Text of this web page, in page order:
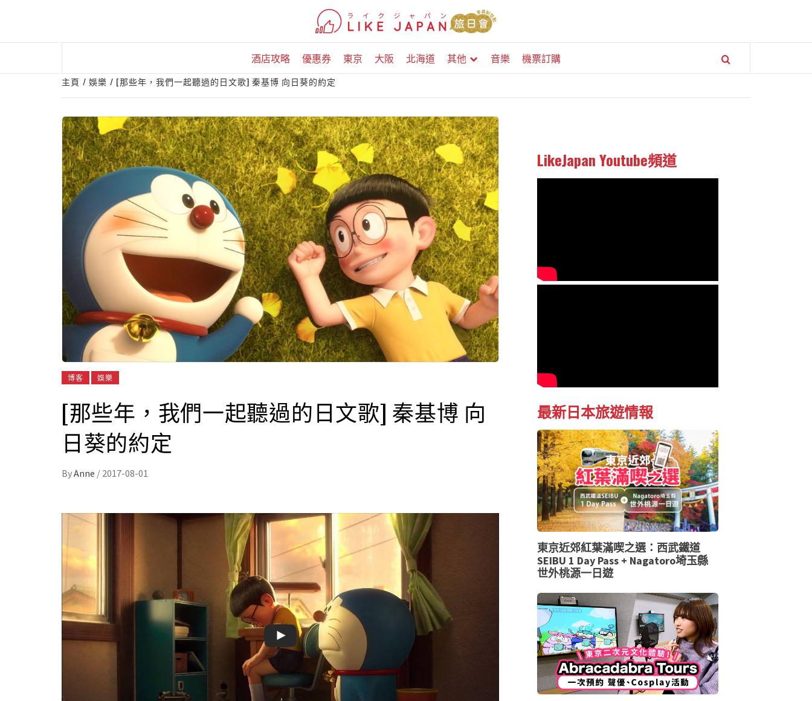
酒店攻略 優惠券 東京 大阪 北海道 其他 音樂 機票訂購
主頁 娛樂 [那些年，我們一起聽過的日文歌] 秦基博 向日葵的約定
博客 娛樂
[那些年，我們一起聽過的日文歌] 秦基博 向
日葵的約定
ByAnne / 2017-08-01
LikeJapan Youtube頻道
最新日本旅遊情報
東京近郊紅葉滿喫之選：西武鐵道
SEIBU 1 Day Pass + Nagatoro埼玉縣
世外桃源一日遊